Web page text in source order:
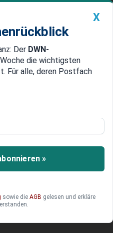
Geldanlage Premium
China
zum
Handelskammer hat
vorgelegt.
zu hohem zeitlichem
Schwierigkeiten
X
Der DWN-
die wichtigsten
Für alle, deren Postfach
»
sowie die AGB gelesen und erkläre